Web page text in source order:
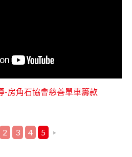
-房角石協會慈善單車籌款
2 3 4 5